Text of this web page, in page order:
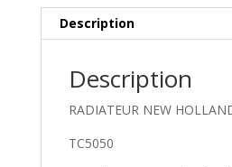
Description
Description
RADIATEUR NEW
TC5050